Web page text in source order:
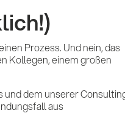
Prozess. Und nein, das
Kollegen, einem großen
und dem unserer
aus